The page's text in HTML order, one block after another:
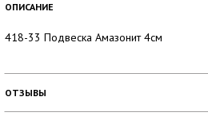
ОПИСАНИЕ
418-33 Подвеска Амазонит 4см
ОТЗЫВЫ